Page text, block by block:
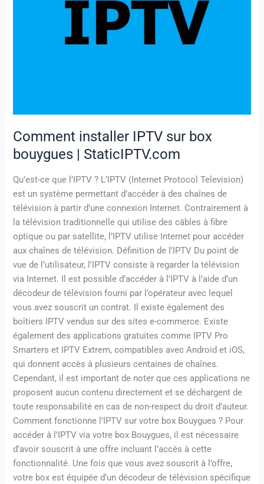
Comment installer IPTV sur box
bouygues | StaticIPTV.com
Qu’est-ce que l’IPTV ? L’IPTV (Internet Protocol Television)
est un système permettant d’accéder à des chaînes de
télévision à partir d’une connexion Internet. Contrairement à
la télévision traditionnelle qui utilise des câbles à fibre
optique ou par satellite, l’IPTV utilise Internet pour accéder
aux chaînes de télévision. Définition de l’IPTV Du point de
vue de l’utilisateur, l’IPTV consiste à regarder la télévision
via Internet. Il est possible d’accéder à l’IPTV à l’aide d’un
décodeur de télévision fourni par l’opérateur avec lequel
vous avez souscrit un contrat. Il existe également des
boîtiers IPTV vendus sur des sites e-commerce. Existe
également des applications gratuites comme IPTV Pro
Smarters et IPTV Extrem, compatibles avec Android et iOS,
qui donnent accès à plusieurs centaines de chaînes.
Cependant, il est important de noter que ces applications ne
proposent aucun contenu directement et se déchargent de
toute responsabilité en cas de non-respect du droit d’auteur.
Comment fonctionne l’IPTV sur votre box Bouygues ? Pour
accéder à l’IPTV via votre box Bouygues, il est nécessaire
d’avoir souscrit à une offre incluant l’accès à cette
fonctionnalité. Une fois que vous avez souscrit à l’offre,
votre box est équipée d’un décodeur de télévision spécifique
StaticIPTV.com